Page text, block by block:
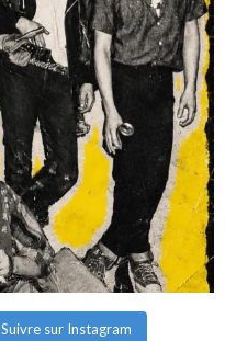
Suivre sur Instagram